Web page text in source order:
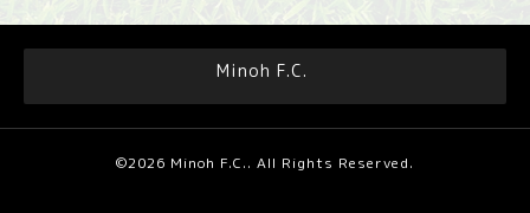
Minoh F.C.
©2026 Minoh F.C.. All Rights Reserved.